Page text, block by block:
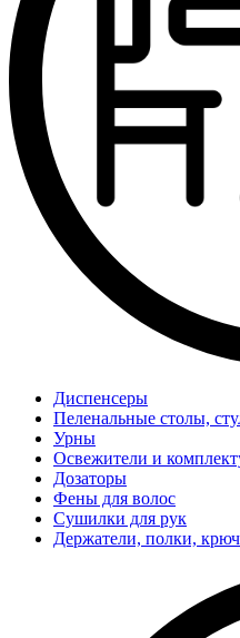
Диспенсеры
Пеленальные столы,
Урны
Освежители и
Дозаторы
Фены для волос
Сушилки для рук
Держатели, полки,